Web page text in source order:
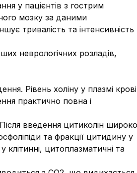
у пацієнтів з гострим
мозку за даними
тривалість та інтенсивність
неврологічних розладів,
Рівень холіну у плазмі крові
практично повна і
введення цитиколін широко
та фракції цитидину у
цитоплазматичні та